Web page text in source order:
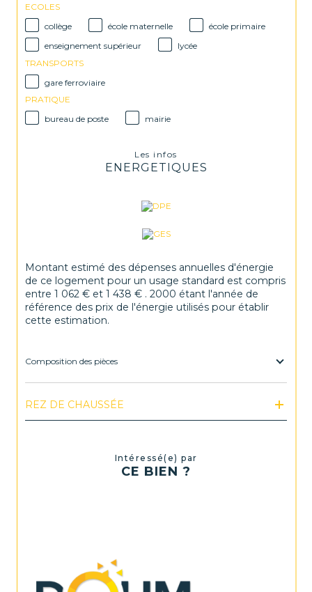
ECOLES
collège
école maternelle
école primaire
enseignement supérieur
lycée
TRANSPORTS
gare ferroviaire
PRATIQUE
bureau de poste
mairie
Les infos
ENERGETIQUES
Montant estimé des dépenses annuelles d'énergie
de ce logement pour un usage standard est compris
entre 1 062 € et 1 438 € . 2000 étant l'année de
référence des prix de l'énergie utilisés pour établir
cette estimation.
Composition des pièces
REZ DE CHAUSSÉE
Intéressé(e) par
CE BIEN ?